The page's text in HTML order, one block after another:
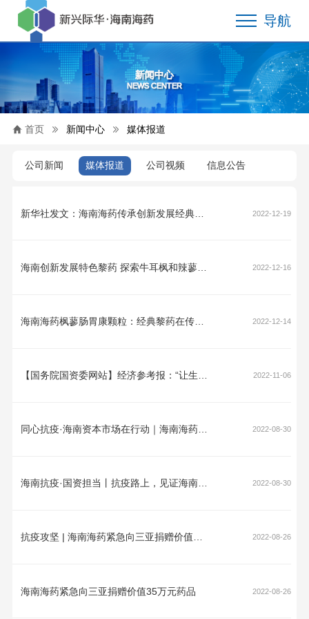
导航
新闻中心
NEWS CENTER
首页 新闻中心 媒体报道
公司新闻 媒体报道 公司视频 信息公告
2022-12-19
2022-12-16
2022-12-14
【国务院国资委网站】经济参考报：“让生命听见声音——中央企业公益助残活动”正式启动 2022-11-06
同心抗疫·海南资本市场在行动｜海南海药践行使命担当 全力支援海南抗疫工作 2022-08-30
海南抗疫·国资担当丨抗疫路上，见证海南国资国企的“速度与激情” 2022-08-30
抗疫攻坚 | 海南海药紧急向三亚捐赠价值35万元药品 助力三亚抗疫 2022-08-26
海南海药紧急向三亚捐赠价值35万元药品 2022-08-26